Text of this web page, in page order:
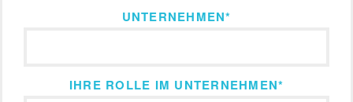
UNTERNEHMEN*
IHRE ROLLE IM UNTERNEHMEN*